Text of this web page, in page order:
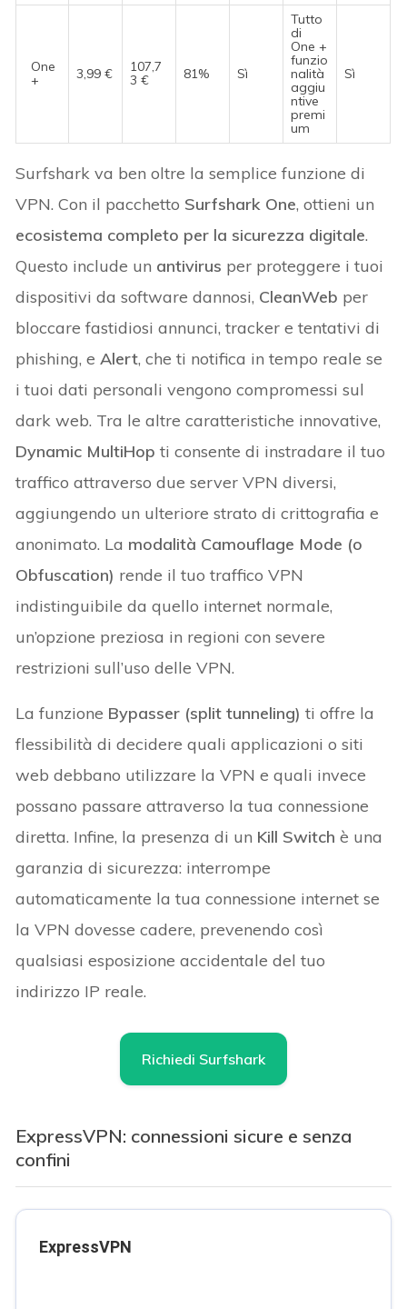
One
+
3,99 €
107,7
3 €
81% Sì
Tutto
di
One +
funzio
nalità
aggiu
ntive
premi
um
Sì
Surfshark va ben oltre la semplice funzione di
VPN. Con il pacchetto Surfshark One, ottieni un
ecosistema completo per la sicurezza digitale.
Questo include un antivirus per proteggere i tuoi
dispositivi da software dannosi, CleanWeb per
bloccare fastidiosi annunci, tracker e tentativi di
phishing, eAlert, che ti notifica in tempo reale se
i tuoi dati personali vengono compromessi sul
dark web. Tra le altre caratteristiche innovative,
Dynamic MultiHop ti consente di instradare il tuo
traffico attraverso due server VPN diversi,
aggiungendo un ulteriore strato di crittografia e
anonimato. La modalità Camouflage Mode (o
Obfuscation) rende il tuo traffico VPN
indistinguibile da quello internet normale,
un’opzione preziosa in regioni con severe
restrizioni sull’uso delle VPN.
La funzione Bypasser (split tunneling) ti offre la
flessibilità di decidere quali applicazioni o siti
web debbano utilizzare la VPN e quali invece
possano passare attraverso la tua connessione
diretta. Infine, la presenza di un Kill Switch è una
garanzia di sicurezza: interrompe
automaticamente la tua connessione internet se
la VPN dovesse cadere, prevenendo così
qualsiasi esposizione accidentale del tuo
indirizzo IP reale.
Richiedi Surfshark
ExpressVPN: connessioni sicure e senza
confini
ExpressVPN